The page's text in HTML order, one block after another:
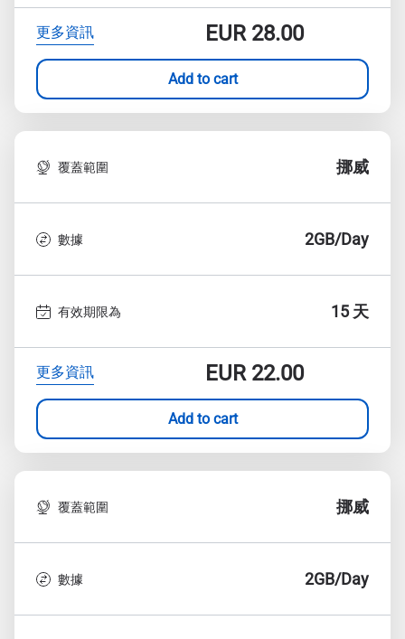
更多資訊 EUR28.00
Add to cart
覆蓋範圍 挪威
數據 2GB/Day
有效期限為 15 天
更多資訊 EUR22.00
Add to cart
覆蓋範圍 挪威
數據 2GB/Day